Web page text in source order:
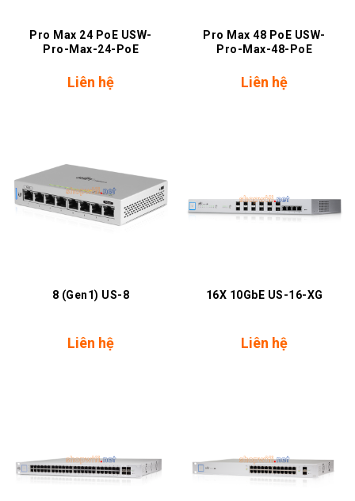
Pro Max 24 PoE USW-
Pro-Max-24-PoE
Liên hệ
Pro Max 48 PoE USW-
Pro-Max-48-PoE
Liên hệ
8 (Gen1) US-8
Liên hệ
16X 10GbE US-16-XG
Liên hệ